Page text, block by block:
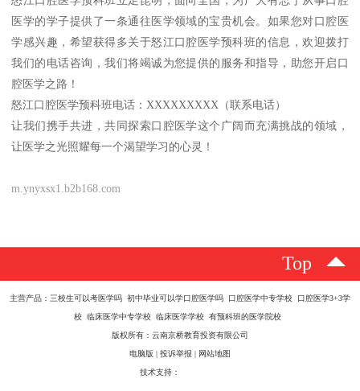
医学的学子提供了一条通往医学领域的宝贵机会。如果您对口腔医
学感兴趣，希望获得多关于怒江口腔医学预科班的信息，欢迎拨打
我们的电话咨询，我们将竭诚为您提供的服务和指导，助您开启口
腔医学之路！
怒江口腔医学预科班电话：XXXXXXXXX（联系电话）
让我们携手共进，共同探索口腔医学这个广阔而充满挑战的领域，
让医学之光照耀每一个渴望学习的心灵！
m.ynyxsx1.b2b168.com
Top
主营产品：三校生可以考医学吗 初中毕业可以学口腔医学吗 口腔医学中专学校 口腔医学3+3学
校 临床医学中专学校 临床医学学校 有预科班的医学院校
版权所有：云南京桥教育投资有限公司
电脑版 | 投诉举报 | 网站地图
技术支持：